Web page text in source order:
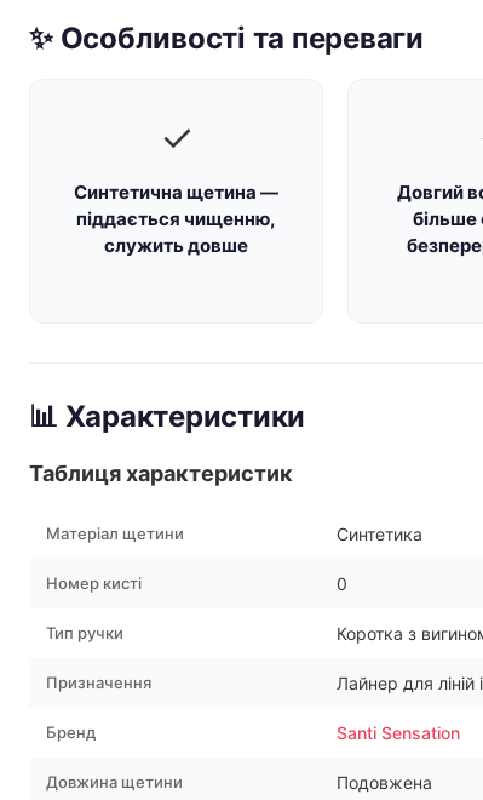
✨ Особливості та переваги
✓
Синтетична щетина —
піддається чищенню,
служить довше
Довгий
більше
📊 Характеристики
Таблиця характеристик
Матеріал щетини Синтетика
Номер кисті 0
Тип ручки Коротка з
Призначення Лайнер для ліній
Бренд Santi Sensation
Довжина щетини Подовжена